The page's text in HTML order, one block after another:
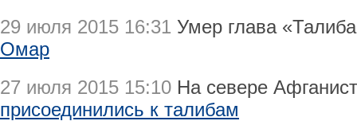
29 июля 2015 16:31 Умер глава
Омар
27 июля 2015 15:10 На севере
присоединились к талибам